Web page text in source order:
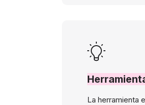
La herramienta